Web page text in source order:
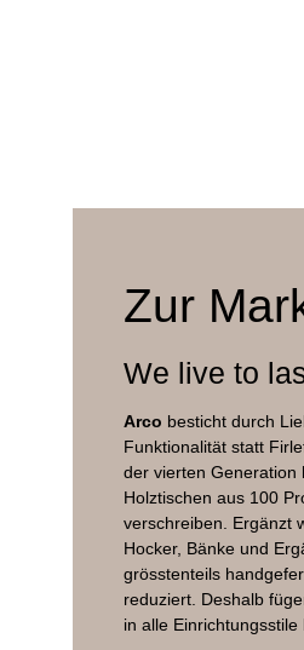
Zur
We live to
Arco besticht durch
Funktionalität statt
der vierten Generation
Holztischen aus 100
verschreiben. Ergänzt
Hocker, Bänke und
grösstenteils
reduziert. Deshalb
in alle Einrichtungsstile